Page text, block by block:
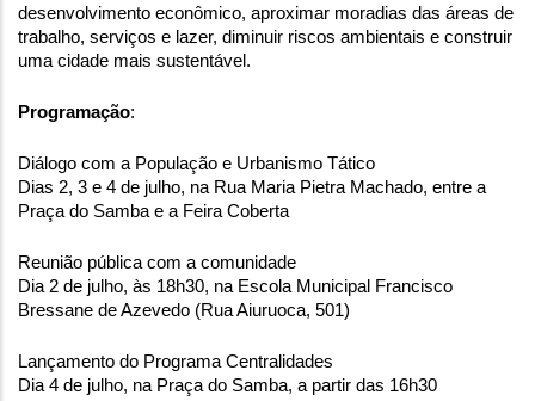
desenvolvimento econômico, aproximar moradias das áreas de
trabalho, serviços e lazer, diminuir riscos ambientais e construir
uma cidade mais sustentável.
Programação:
Diálogo com a População e Urbanismo Tático
Dias 2, 3 e 4 de julho, na Rua Maria Pietra Machado, entre a
Praça do Samba e a Feira Coberta
Reunião pública com a comunidade
Dia 2 de julho, às 18h30, na Escola Municipal Francisco
Bressane de Azevedo (Rua Aiuruoca, 501)
Lançamento do Programa Centralidades
Dia 4 de julho, na Praça do Samba, a partir das 16h30